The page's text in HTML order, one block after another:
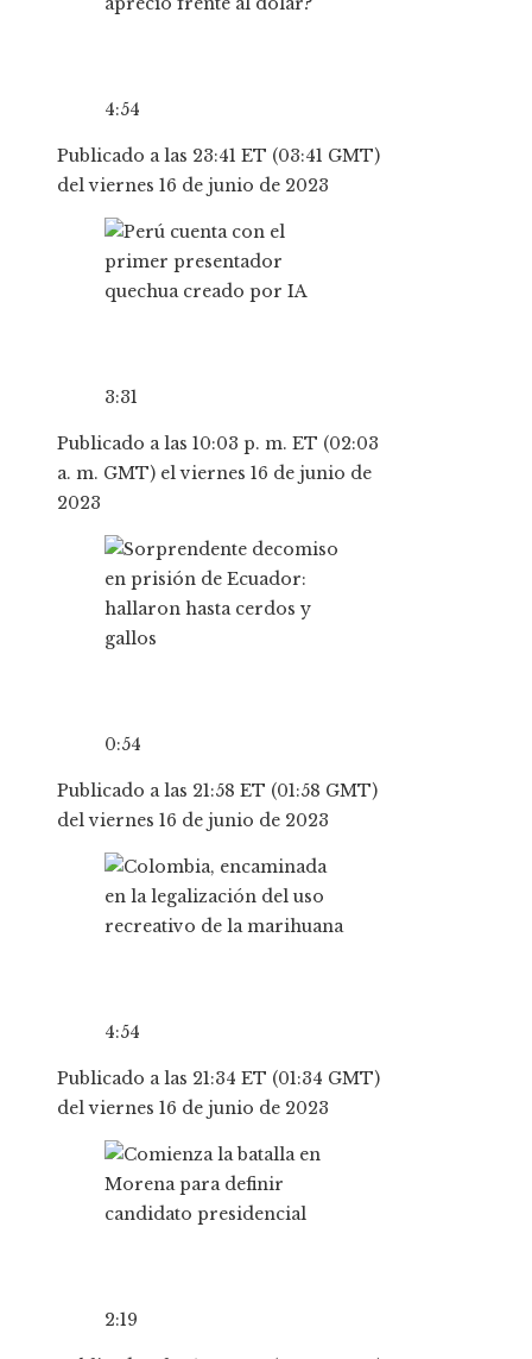
4:54
Publicado a las 23:41 ET (03:41 GMT)
del viernes 16 de junio de 2023
3:31
Publicado a las 10:03 p. m. ET (02:03
a. m. GMT) el viernes 16 de junio de
2023
0:54
Publicado a las 21:58 ET (01:58 GMT)
del viernes 16 de junio de 2023
4:54
Publicado a las 21:34 ET (01:34 GMT)
del viernes 16 de junio de 2023
2:19